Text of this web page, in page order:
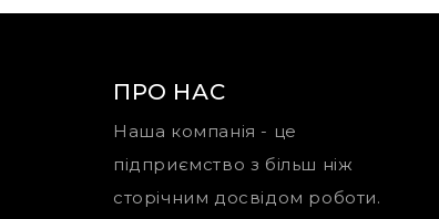
ПРО НАС
Наша компанія - це
підприємство з більш ніж
сторічним досвідом роботи.